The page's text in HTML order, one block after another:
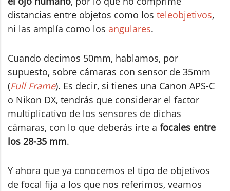
distancias entre objetos como los teleobjetivos,
ni las amplía como los angulares.
Cuando decimos 50mm, hablamos, por
supuesto, sobre cámaras con sensor de 35mm
(Full Frame). Es decir, si tienes una Canon APS-C
o Nikon DX, tendrás que considerar el factor
multiplicativo de los sensores de dichas
cámaras, con lo que deberás irte a focales entre
los 28-35 mm.
Y ahora que ya conocemos el tipo de objetivos
de focal fija a los que nos referimos, veamos